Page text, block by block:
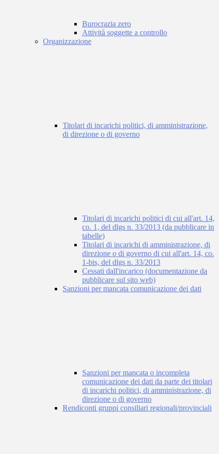
Burocrazia zero
Attività soggette a controllo
Organizzazione
Titolari di incarichi politici, di amministrazione,
di direzione o di governo
Titolari di incarichi politici di cui all'art. 14,
co. 1, del dlgs n. 33/2013 (da pubblicare in
tabelle)
Titolari di incarichi di amministrazione, di
direzione o di governo di cui all'art. 14, co.
1-bis, del dlgs n. 33/2013
Cessati dall'incarico (documentazione da
pubblicare sul sito web)
Sanzioni per mancata comunicazione dei dati
Sanzioni per mancata o incompleta
comunicazione dei dati da parte dei titolari
di incarichi politici, di amministrazione, di
direzione o di governo
Rendiconti gruppi consiliari regionali/provinciali